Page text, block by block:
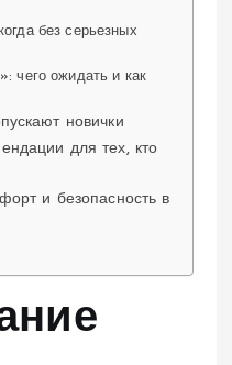
без серьезных
чего ожидать и как
новички
для тех, кто
и безопасность в